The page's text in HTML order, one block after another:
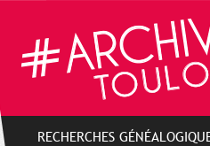
RECHERCHES